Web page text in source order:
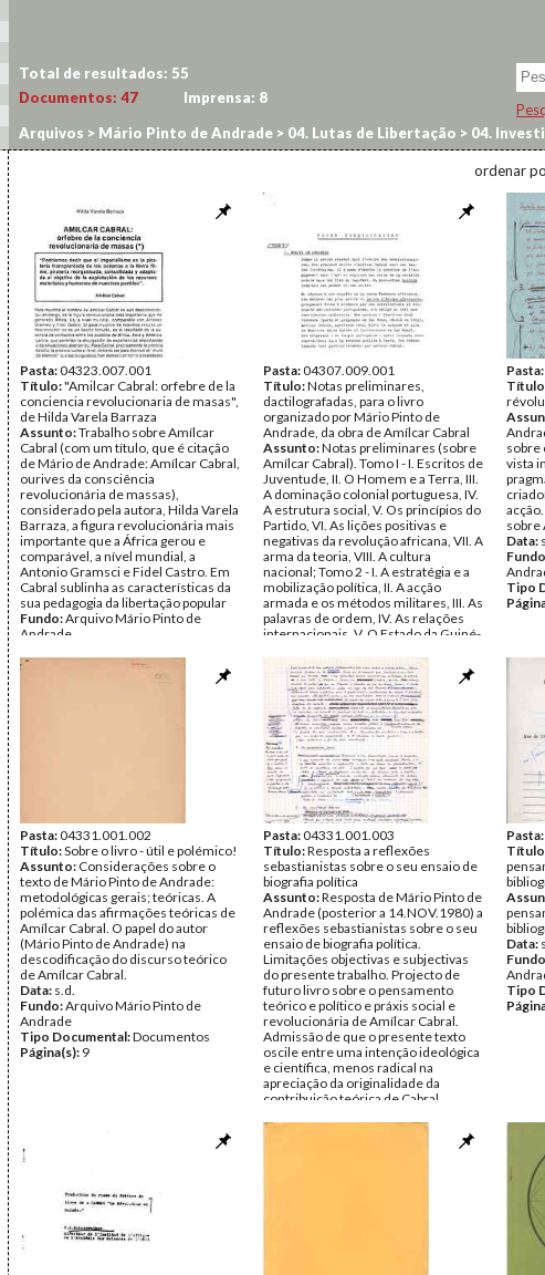
Total de resultados: 55
Documentos: 47 Imprensa: 8
Arquivos > Mário Pinto de Andrade > 04. Lutas de Libertação > 04.
ordenar
Pasta:04323.007.001
Título:"Amilcar Cabral: orfebre de la
conciencia revolucionaria de masas",
de Hilda Varela Barraza
Assunto:Trabalho sobre Amílcar
Cabral (com um título, que é citação
de Mário de Andrade: Amílcar Cabral,
ourives da consciência
revolucionária de massas),
considerado pela autora, Hilda Varela
Barraza, a figura revolucionária mais
importante que a África gerou e
comparável, a nível mundial, a
Antonio Gramsci e Fidel Castro. Em
Cabral sublinha as características da
sua pedagogia da libertação popular
Fundo:Arquivo Mário Pinto de
Andrade
Página(s):
Pasta:04307.009.001
Título:Notas preliminares,
dactilografadas, para o livro
organizado por Mário Pinto de
Andrade, da obra de Amílcar Cabral
Assunto:Notas preliminares (sobre
Amílcar Cabral). Tomo I - I. Escritos de
Juventude, II. O Homem e a Terra, III.
A dominação colonial portuguesa, IV.
A estrutura social, V. Os princípios do
Partido, VI. As lições positivas e
negativas da revolução africana, VII. A
arma da teoria, VIII. A cultura
nacional; Tomo 2 - I. A estratégia e a
mobilização política, II. A acção
armada e os métodos militares, III. As
palavras de ordem, IV. As relações
internacionais, V. O Estado da Guiné-
com correcções manuscritas (a
caligrafia não é de Mário Pinto de
Andrade); por outro lado, a
organização parece ser a do livro
organizado por Mário Pinto de
Andrade, da obra de Amílcar Cabral,
em dois tomos, publicada pela
Maspero, em 1975.
Data:s.d.
Fundo:Arquivo Mário Pinto de
Andrade
Tipo Documental:Documentos
Página(s):12
Pasta:
sobre
vista
sobre
Data:
Tipo
Pasta:04331.001.002
Título:Sobre o livro - útil e polémico!
Assunto: Considerações sobre o
texto de Mário Pinto de Andrade:
metodológicas gerais; teóricas. A
polémica das afirmações teóricas de
Amílcar Cabral. O papel do autor
(Mário Pinto de Andrade) na
descodificação do discurso teórico
de Amílcar Cabral.
Data: s.d.
Fundo:Arquivo Mário Pinto de
Andrade
Tipo Documental:Documentos
Página(s): 9
Pasta:04331.001.003
Título:Resposta a reflexões
sebastianistas sobre o seu ensaio de
biografia política
Assunto:Resposta de Mário Pinto de
Andrade (posterior a 14.NOV.1980) a
reflexões sebastianistas sobre o seu
ensaio de biografia política.
Limitações objectivas e subjectivas
do presente trabalho. Projecto de
futuro livro sobre o pensamento
teórico e político e práxis social e
revolucionária de Amílcar Cabral.
Admissão de que o presente texto
oscile entre uma intenção ideológica
e científica, menos radical na
apreciação da originalidade da
contribuição teórica de Cabral.
Mário de Andrade (à luz dos
acontecimentos de Novembro de
problemática da independência
Pasta:
Data:
Tipo